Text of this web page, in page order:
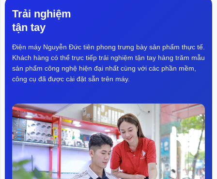
Trải nghiệm
tận tay
Điện máy Nguyễn Đức tiên phong trưng bày sản phẩm thực tế.
Khách hàng có thể trực tiếp trải nghiệm tận tay hàng trăm mẫu
sản phẩm công nghệ hiện đại nhất cùng với các phần mềm,
công cụ đã được cài đặt sẵn trên máy.